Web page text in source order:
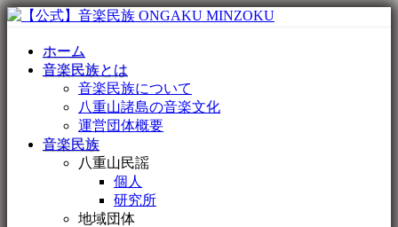
ホーム
音楽民族とは
音楽民族について
八重山諸島の音楽文化
運営団体概要
音楽民族
八重山民謡
個人
研究所
地域団体